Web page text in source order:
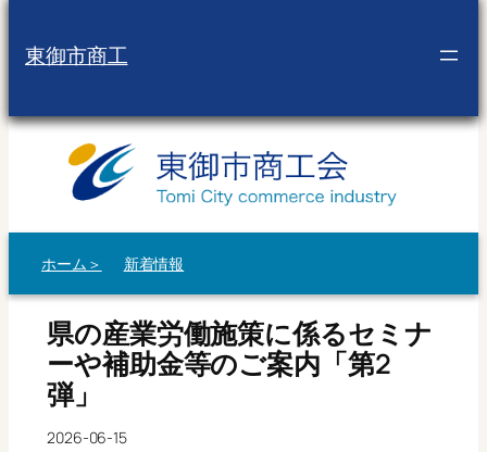
を
キ
ッ
東御市商工
ホーム＞ 新着情報
県の産業労働施策に係るセミナ
ーや補助金等のご案内「第2
弾」
2026-06-15